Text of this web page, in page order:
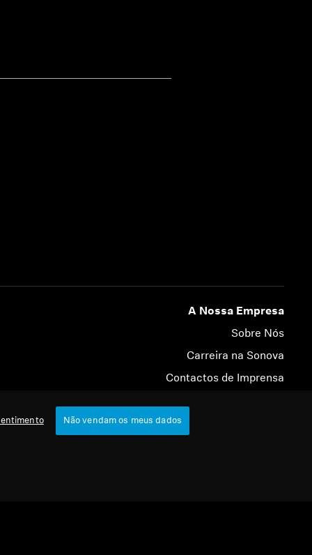
A Nossa Empresa
Sobre Nós
Carreira na Sonova
Contactos de Imprensa
Embaixadores da Marca Sennheiser Consumer
Não vendam os meus dados